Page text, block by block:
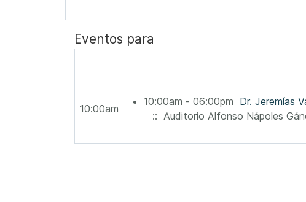
Eventos para
10:00am
10:00am - 06:00pm Dr. Jeremías
:: Auditorio Alfonso Nápoles